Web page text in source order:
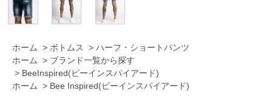
ホーム > ボトムス > ハーフ・ショートパンツ
ホーム > ブランド一覧から探す
> BeeInspired(ビーインスパイアード)
ホーム > Bee Inspired(ビーインスパイアード)